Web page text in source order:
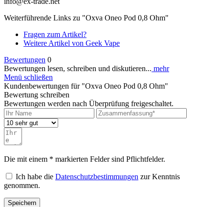
Weiterführende Links zu "Oxva Oneo Pod 0,8 Ohm"
Fragen zum Artikel?
Weitere Artikel von Geek Vape
Bewertungen 0
Bewertungen lesen, schreiben und diskutieren... mehr
Menü schließen
Kundenbewertungen für "Oxva Oneo Pod 0,8 Ohm"
Bewertung schreiben
Bewertungen werden nach Überprüfung freigeschaltet.
Die mit einem * markierten Felder sind Pflichtfelder.
Ich habe die Datenschutzbestimmungen zur Kenntnis
genommen.
Speichern